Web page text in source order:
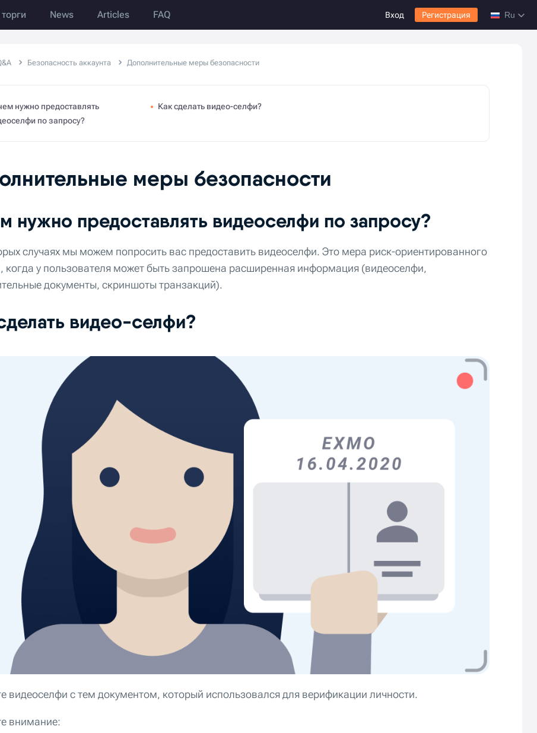
News Articles FAQ Вход Регистрация Ru
Безопасность аккаунта Дополнительные меры безопасности
нужно предоставлять
по запросу?
Как сделать видео-селфи?
меры безопасности
нужно предоставлять видеоселфи по запросу?
случаях мы можем попросить вас предоставить видеоселфи. Это мера риск-ориентированного
когда у пользователя может быть запрошена расширенная информация (видеоселфи,
документы, скриншоты транзакций).
видео-селфи?
видеоселфи с тем документом, который использовался для верификации личности.
внимание: